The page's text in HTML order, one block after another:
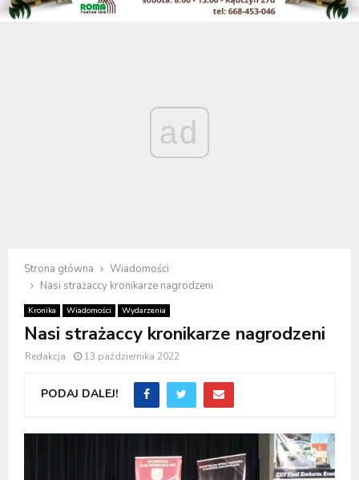
ad
Strona główna
Wiadomości
Nasi strażaccy kronikarze nagrodzeni
Kronika Wiadomości Wydarzenia
Nasi strażaccy kronikarze nagrodzeni
Redakcja 13 października 2022
PODAJ DALEJ!